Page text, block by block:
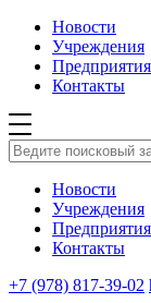
Новости
Учреждения
Предприятия
Контакты
Новости
Учреждения
Предприятия
Контакты
+7 (978) 817-39-02